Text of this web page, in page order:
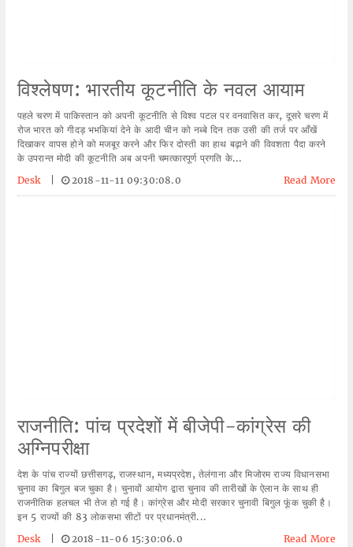
विश्लेषण: भारतीय कूटनीति के नवल आयाम
पहले चरण में पाकिस्तान को अपनी कूटनीति से विश्व पटल पर वनवासित कर, दूसरे चरण में
रोज भारत को गीदड़ भभकियां देने के आदी चीन को नब्बे दिन तक उसी की तर्ज पर आँखें
दिखाकर वापस होने को मजबूर करने और फिर दोस्ती का हाथ बढ़ाने की विवशता पैदा करने
के उपरान्त मोदी की कूटनीति अब अपनी चमत्कारपूर्ण प्रगति के...
Desk
2018-11-11 09:30:08.0 Read More
राजनीति: पांच प्रदेशों में बीजेपी-कांग्रेस की
अग्निपरीक्षा
देश के पांच राज्यों छत्तीसगढ़, राजस्थान, मध्यप्रदेश, तेलंगाना और मिजोरम राज्य विधानसभा
चुनाव का बिगुल बज चुका है। चुनावों आयोग द्वारा चुनाव की तारीखों के ऐलान के साथ ही
राजनीतिक हलचल भी तेज हो गई है। कांग्रेस और मोदी सरकार चुनावी बिगुल फूंक चुकी है।
इन 5 राज्यों की 83 लोकसभा सीटों पर प्रधानमंत्री...
Desk
2018-11-06 15:30:06.0 Read More